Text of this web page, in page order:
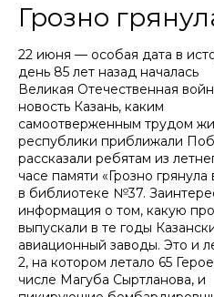
Грозно
22 июня — особая дата в
день 85 лет назад началась
Великая Отечественная
новость Казань, каким
самоотверженным трудом
республики приближали
рассказали ребятам из
часе памяти «Грозно грянула
в библиотеке №37.
информация о том, какую
выпускали в те годы
авиационный заводы. Это и
2, на котором летало 65
числе Магуба Сыртланова, и